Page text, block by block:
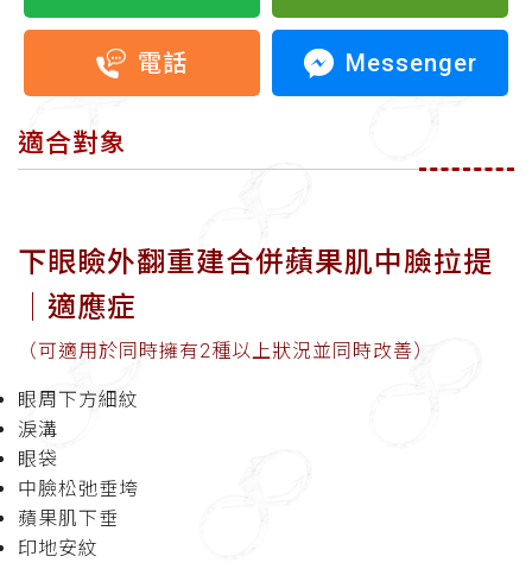
電話 Messenger
適合對象
下眼瞼外翻重建合併蘋果肌中臉拉提
適應症
（可適用於同時擁有2種以上狀況並同時改善）
眼周下方細紋
淚溝
眼袋
中臉松弛垂垮
蘋果肌下垂
印地安紋